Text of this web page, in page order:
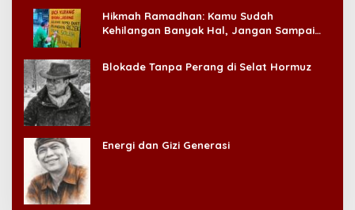
Hikmah Ramadhan: Kamu Sudah
Kehilangan Banyak Hal, Jangan Sampai
Blokade Tanpa Perang di Selat Hormuz
Energi dan Gizi Generasi